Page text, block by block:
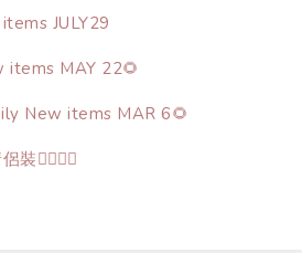
JULY29
items MAY 22🌻
New items MAR 6🌻
裝🙋‍♂️🙋‍♀️